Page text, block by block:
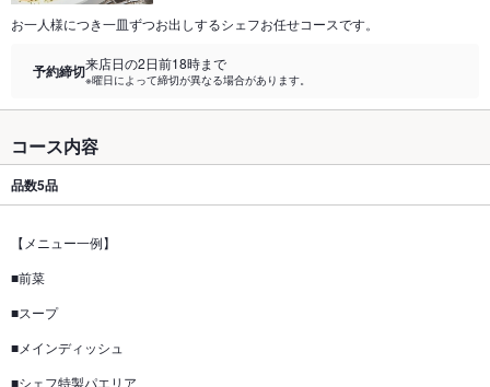
お一人様につき一皿ずつお出しするシェフお任せコースです。
予約締切来店日の2日前18時まで
※曜日によって締切が異なる場合があります。
コース内容
品数5品
【メニュー一例】
■前菜
■スープ
■メインディッシュ
■シェフ特製パエリア